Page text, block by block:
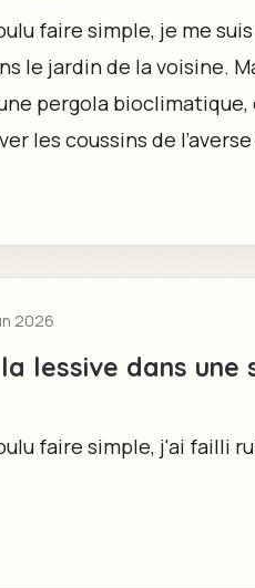
faire simple, je me
le jardin de la voisine.
pergola bioclimatique,
les coussins de
2026
lessive dans une
faire simple, j'ai failli